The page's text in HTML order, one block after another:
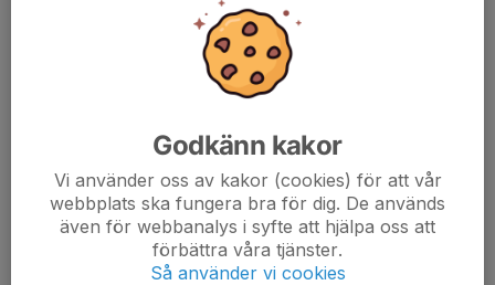
Vara en del av ett engagerat och passionerat motorcommunity
✅ Påverka klubbens framtid och utvecklingt. ✅ GGN depå. Plus
nuvarande och framtida medlemmar. Förnya ditt medlemskap
skicka mail till info@asatramk.se)
Vi ses den 5 februari – din närvaro är viktig!"
Godkänn kakor
Vi använder oss av kakor (cookies) för att vår
webbplats ska fungera bra för dig. De används
även för webbanalys i syfte att hjälpa oss att
förbättra våra tjänster.
Så använder vi cookies